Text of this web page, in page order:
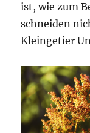
ist, wie zum
schneiden
Kleingetier